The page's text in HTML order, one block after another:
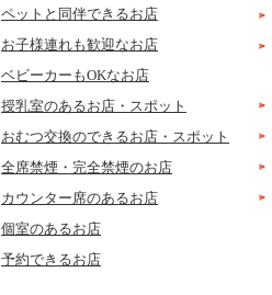
ペットと同伴できるお店
お子様連れも歓迎なお店
ベビーカーもOKなお店
授乳室のあるお店・スポット
おむつ交換のできるお店・スポット
全席禁煙・完全禁煙のお店
カウンター席のあるお店
個室のあるお店
予約できるお店